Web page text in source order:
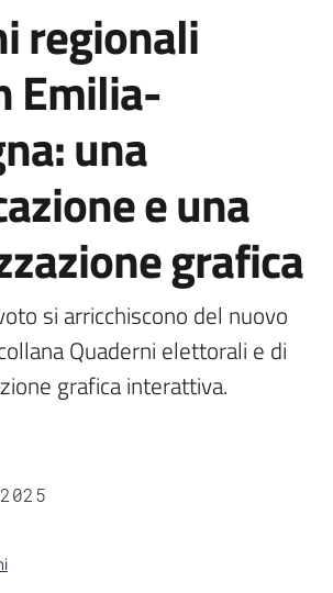
regionali
Emilia-
una
e una
grafica
si arricchiscono del nuovo
Quaderni elettorali e di
grafica interattiva.